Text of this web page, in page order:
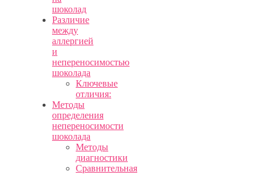
шоколад
Различие
между
аллергией
и
непереносимостью
шоколада
Ключевые
отличия:
Методы
определения
непереносимости
шоколада
Методы
диагностики
Сравнительная